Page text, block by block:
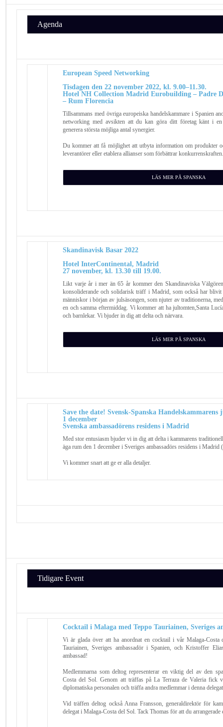
Agenda
European Speed ​​Networking
Tisdagen den 22 november 2022, kl. 9.00–11.30.
Hotel NH Collection Madrid Eurobuilding – Padre
– Rum Florencia
Tillsammans med övriga europeiska handelskammare i Spanien
networking med avsikten att du kan göra ditt företag känt i
generera största möjliga antal synergier.
Du kommer att få möjlighet att utbyta information om produkter
leverantörer eller etablera allianser som förbättrar
LÄS MER PÅ SPANSKA
Skandinavisk Basar 2022
Hotel InterContinental, Madrid
27 november, kl. 13.30 till 19.00.
Likt varje år i mer än 65 år kommer den Skandinaviska
konsoliderande och solidarisk träff i Madrid, som också har
människor i början av julsäsongen, som njuter av traditionerna,
en och samma eftermiddag. Vi kommer att ha jultomten,Santa
och barnlekar. Vi bjuder in dig att delta och närvara.
LÄS MER PÅ SPANSKA
Save the date! Svensk-Spanska Handelskammarens
1 december
Svenska ambassadörens residens i Madrid
Med stor entusiasm bjuder vi in dig att delta i kammarens
äga rum den 1 december i Sveriges ambassadörs residens i Madrid
Vi kommer snart att ge er alla detaljer.
Tidigare Event
Cocktail i Malaga med Teppo Tauriainen, Sveriges
Vi är glada över att ha anordnat en cocktail i vår Malaga-Costa
Tauriainen, Sveriges ambassadör i Spanien, och Kristoffer
ambassad!
Medlemmarna som deltog representerar en viktig del av den
Costa del Sol. Genom att träffas på La Terraza de Valeria fick
diplomatiska personalen och träffa andra medlemmar i denna
Vid träffen deltog också Anna Fransson, generaldirektör för
delegat i Malaga-Costa del Sol. Tack Thomas för att du